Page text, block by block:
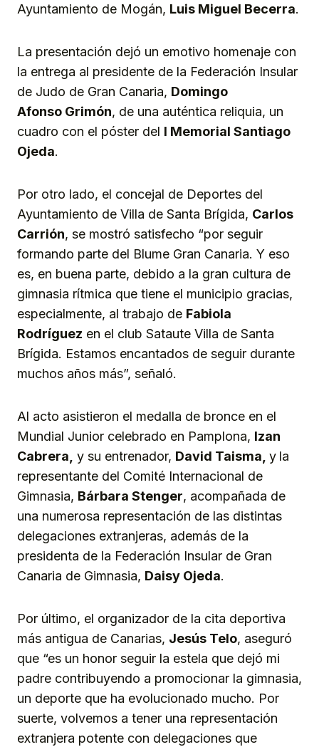
Ayuntamiento de Mogán, Luis Miguel Becerra.
La presentación dejó un emotivo homenaje con
la entrega al presidente de la Federación Insular
de Judo de Gran Canaria, Domingo
Afonso Grimón, de una auténtica reliquia, un
cuadro con el póster del I Memorial Santiago
Ojeda.
Por otro lado, el concejal de Deportes del
Ayuntamiento de Villa de Santa Brígida, Carlos
Carrión, se mostró satisfecho “por seguir
formando parte del Blume Gran Canaria. Y eso
es, en buena parte, debido a la gran cultura de
gimnasia rítmica que tiene el municipio gracias,
especialmente, al trabajo de Fabiola
Rodríguez en el club Sataute Villa de Santa
Brígida. Estamos encantados de seguir durante
muchos años más”, señaló.
Al acto asistieron el medalla de bronce en el
Mundial Junior celebrado en Pamplona, Izan
Cabrera, y su entrenador, David Taisma, y la
representante del Comité Internacional de
Gimnasia, Bárbara Stenger, acompañada de
una numerosa representación de las distintas
delegaciones extranjeras, además de la
presidenta de la Federación Insular de Gran
Canaria de Gimnasia, Daisy Ojeda.
Por último, el organizador de la cita deportiva
más antigua de Canarias, Jesús Telo, aseguró
que “es un honor seguir la estela que dejó mi
padre contribuyendo a promocionar la gimnasia,
un deporte que ha evolucionado mucho. Por
suerte, volvemos a tener una representación
extranjera potente con delegaciones que